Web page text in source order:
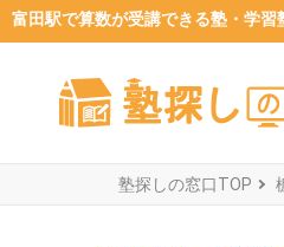
富田駅で算数が受講できる塾・学習
塾探しの窓口TOP